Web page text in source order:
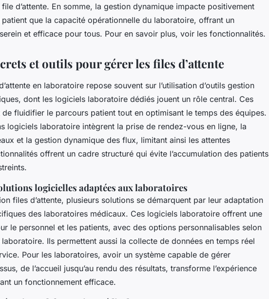
d’attente. En somme, la gestion dynamique impacte positivement
patient que la capacité opérationnelle du laboratoire, offrant un
et efficace pour tous. Pour en savoir plus, voir les fonctionnalités.
et outils pour gérer les files d’attente
en laboratoire repose souvent sur l’utilisation d’outils gestion
dont les logiciels laboratoire dédiés jouent un rôle central. Ces
fluidifier le parcours patient tout en optimisant le temps des équipes.
logiciels laboratoire intègrent la prise de rendez-vous en ligne, la
et la gestion dynamique des flux, limitant ainsi les attentes
offrent un cadre structuré qui évite l’accumulation des patients
logicielles adaptées aux laboratoires
files d’attente, plusieurs solutions se démarquent par leur adaptation
des laboratoires médicaux. Ces logiciels laboratoire offrent une
le personnel et les patients, avec des options personnalisables selon
Ils permettent aussi la collecte de données en temps réel
Pour les laboratoires, avoir un système capable de gérer
de l’accueil jusqu’au rendu des résultats, transforme l’expérience
un fonctionnement efficace.